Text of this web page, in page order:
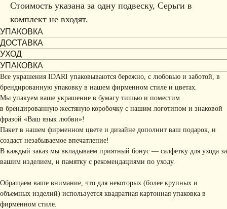
Стоимость указана за одну подвеску, Серьги в
комплект не входят.
УПАКОВКА
ДОСТАВКА
УХОД
УПАКОВКА
Все украшения IDARI упаковываются бережно, с любовью и заботой, в
брендированную упаковку в нашем фирменном стиле и цветах.
Мы упакуем ваше украшение в бумагу тишью и поместим
в брендированную жестяную коробочку с нашим логотипом и знаковой
фразой «Ваш язык любви»!
Пакет в нашем фирменном цвете и дизайне дополнит ваш подарок, и
создаст незабываемое впечатление!
В каждый заказ мы вкладываем приятный бонус — салфетку для ухода за
вашим изделием, и памятку с рекомендациями по уходу.
Обращаем ваше внимание, что для некоторых (более крупных и
объемных изделий) используется квадратная картонная упаковка в
фирменном стиле.